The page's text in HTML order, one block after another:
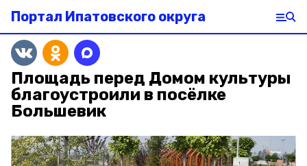
Портал Ипатовского округа
Площадь перед Домом культуры
благоустроили в посёлке
Большевик